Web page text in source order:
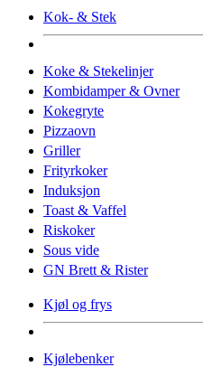
Kok- & Stek
Koke & Stekelinjer
Kombidamper & Ovner
Kokegryte
Pizzaovn
Griller
Frityrkoker
Induksjon
Toast & Vaffel
Riskoker
Sous vide
GN Brett & Rister
Kjøl og frys
Kjølebenker